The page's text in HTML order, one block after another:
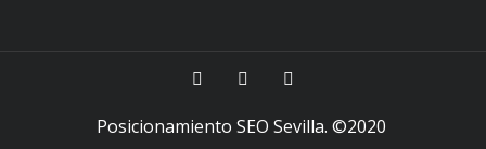
Posicionamiento SEO Sevilla. ©2020